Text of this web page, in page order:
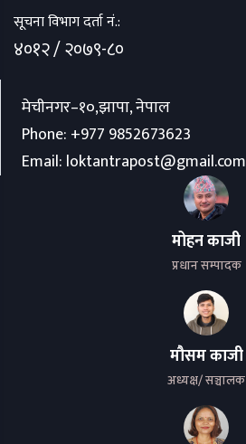
सूचना विभाग दर्ता नं.:
४०१२ / २०७९-८०
मेचीनगर–१०,झापा, नेपाल
Phone: +977 9852673623
Email: loktantrapost@gmail.com
मोहन काजी
प्रधान सम्पादक
मौसम काजी
अध्यक्ष/ सञ्चालक